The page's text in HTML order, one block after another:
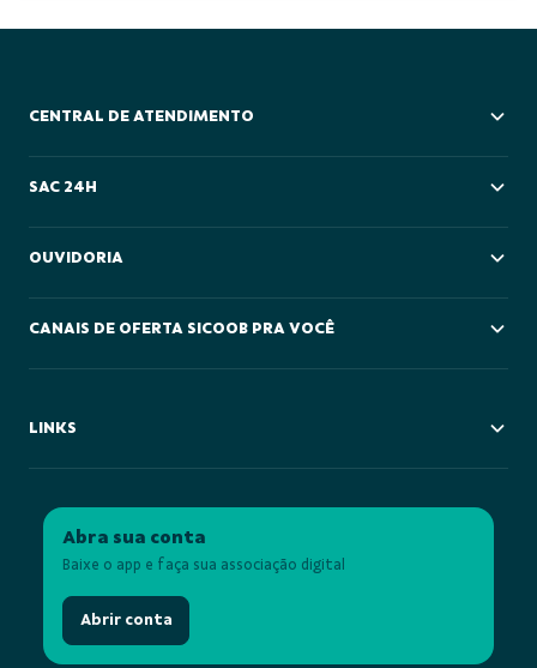
CENTRAL DE ATENDIMENTO
SAC 24H
OUVIDORIA
CANAIS DE OFERTA SICOOB PRA VOCÊ
LINKS
Abra sua conta
Baixe o app e faça sua associação digital
Abrir conta